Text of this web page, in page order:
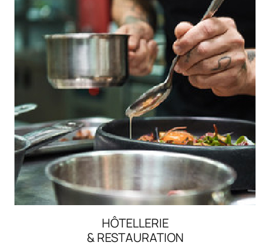
NOS FORMATIONS
BAC
contactez-nous au 04 90 13 86 46
HÔTELLERIE
& RESTAURATION